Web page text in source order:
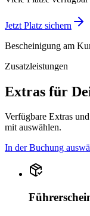
Jetzt Platz sichern
Bescheinigung am
Zusatzleistungen
Extras für
Verfügbare Extras
mit auswählen.
In der Buchung